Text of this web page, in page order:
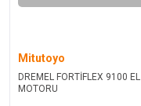
Mitutoyo
DREMEL FORTİFLEX 9100 EL
MOTORU